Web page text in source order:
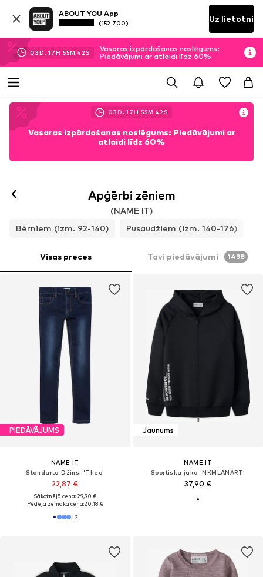
ABOUT YOU App
(152 700) Uz lietotni
03D.17H 55M 40 S
Vasaras izpārdošanas noslēgums:
Piedāvājumi ar atlaidi līdz 60%
03D.17H 55M 40 S
Vasaras izpārdošanas noslēgums: Piedāvājumi ar
atlaidi līdz 60%
Apģērbi zēniem
(NAME IT)
Bērniem (izm. 92-140)
Pusaudžiem (izm. 140-176)
Visas preces Tavi piedāvājumi 1438
PIEDĀVĀJUMS
NAME IT
Standarta Džinsi 'Theo'
22,87 €
Sākotnējā cena: 29,90 €
Pēdējā zemākā cena:20,18 €
+2
Jaunums
NAME IT
Sportiska jaka 'NKMLANART'
37,90 €